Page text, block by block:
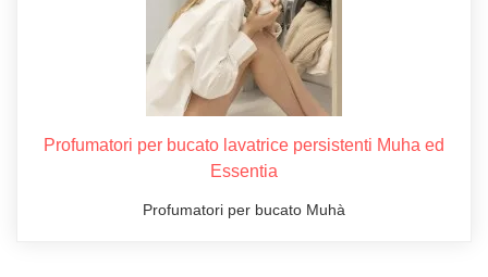
Profumatori per bucato lavatrice persistenti Muha ed
Essentia
Profumatori per bucato Muhà